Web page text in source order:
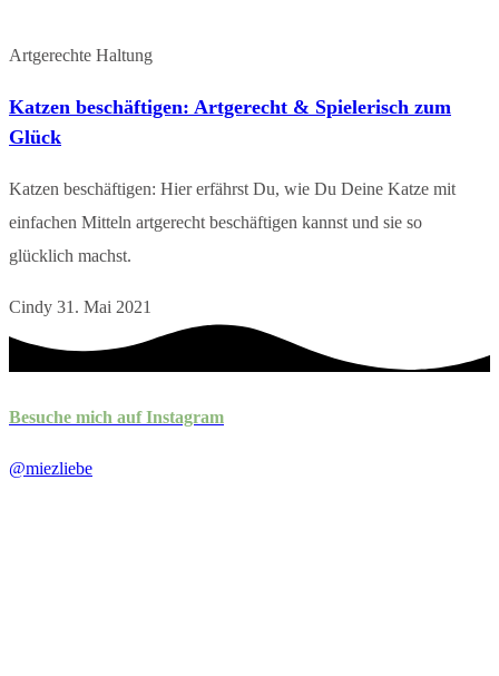
Artgerechte Haltung
Katzen beschäftigen: Artgerecht & Spielerisch zum
Glück
Katzen beschäftigen: Hier erfährst Du, wie Du Deine Katze mit
einfachen Mitteln artgerecht beschäftigen kannst und sie so
glücklich machst.
Cindy 31. Mai 2021
Besuche mich auf Instagram
@miezliebe